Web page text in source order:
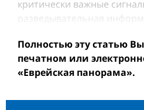
критически важные
разведывательная
Полностью эту статью
печатном или
«Еврейская панорама».